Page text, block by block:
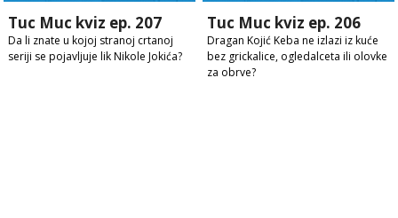
Tuc Muc kviz ep. 207
Da li znate u kojoj stranoj crtanoj
seriji se pojavljuje lik Nikole Jokića?
Tuc Muc kviz ep. 206
Dragan Kojić Keba ne izlazi iz kuće
bez grickalice, ogledalceta ili olovke
za obrve?